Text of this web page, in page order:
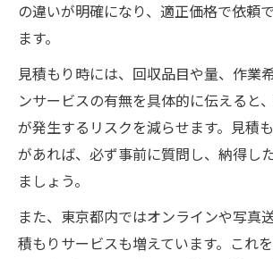
の違いが明確になり、適正価格で依頼
ます。
見積もり時には、回収品目や量、作業
ンサービスの有無を具体的に伝えると
が発生するリスクを減らせます。見積
があれば、必ず事前に質問し、納得し
ましょう。
また、東京都内ではオンラインや写真
積もりサービスも増えています。これ